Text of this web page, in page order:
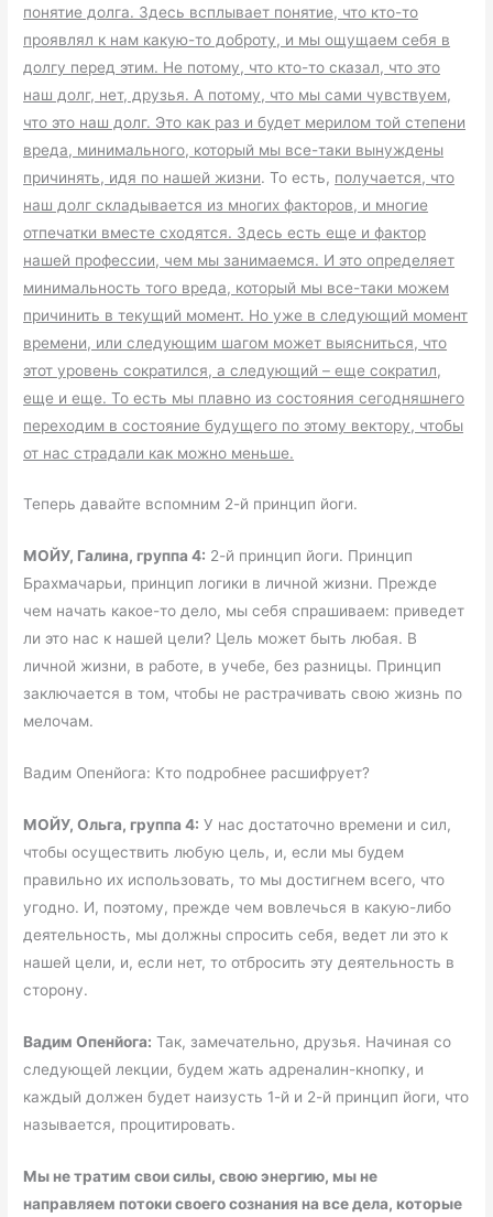
понятие долга. Здесь всплывает понятие, что кто-то
проявлял к нам какую-то доброту, и мы ощущаем себя в
долгу перед этим. Не потому, что кто-то сказал, что это
наш долг, нет, друзья. А потому, что мы сами чувствуем,
что это наш долг. Это как раз и будет мерилом той степени
вреда, минимального, который мы все-таки вынуждены
причинять, идя по нашей жизни. То есть, получается, что
наш долг складывается из многих факторов, и многие
отпечатки вместе сходятся. Здесь есть еще и фактор
нашей профессии, чем мы занимаемся. И это определяет
минимальность того вреда, который мы все-таки можем
причинить в текущий момент. Но уже в следующий момент
времени, или следующим шагом может выясниться, что
этот уровень сократился, а следующий – еще сократил,
еще и еще. То есть мы плавно из состояния сегодняшнего
переходим в состояние будущего по этому вектору, чтобы
от нас страдали как можно меньше.
Теперь давайте вспомним 2-й принцип йоги.
МОЙУ, Галина, группа 4: 2-й принцип йоги. Принцип
Брахмачарьи, принцип логики в личной жизни. Прежде
чем начать какое-то дело, мы себя спрашиваем: приведет
ли это нас к нашей цели? Цель может быть любая. В
личной жизни, в работе, в учебе, без разницы. Принцип
заключается в том, чтобы не растрачивать свою жизнь по
мелочам.
Вадим Опенйога: Кто подробнее расшифрует?
МОЙУ, Ольга, группа 4: У нас достаточно времени и сил,
чтобы осуществить любую цель, и, если мы будем
правильно их использовать, то мы достигнем всего, что
угодно. И, поэтому, прежде чем вовлечься в какую-либо
деятельность, мы должны спросить себя, ведет ли это к
нашей цели, и, если нет, то отбросить эту деятельность в
сторону.
Вадим Опенйога: Так, замечательно, друзья. Начиная со
следующей лекции, будем жать адреналин-кнопку, и
каждый должен будет наизусть 1-й и 2-й принцип йоги, что
называется, процитировать.
Мы не тратим свои силы, свою энергию, мы не
направляем потоки своего сознания на все дела, которые